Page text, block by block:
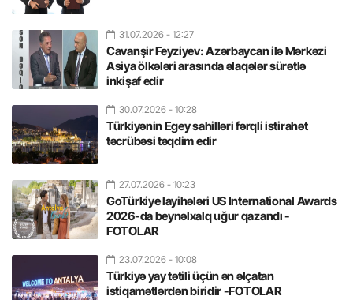
31.07.2026 - 12:27
Cavanşir Feyziyev: Azərbaycan ilə Mərkəzi
Asiya ölkələri arasında əlaqələr sürətlə
inkişaf edir
30.07.2026 - 10:28
Türkiyənin Egey sahilləri fərqli istirahət
təcrübəsi təqdim edir
27.07.2026 - 10:23
GoTürkiye layihələri US International Awards
2026-da beynəlxalq uğur qazandı -
FOTOLAR
23.07.2026 - 10:08
Türkiyə yay tətili üçün ən əlçatan
istiqamətlərdən biridir -FOTOLAR